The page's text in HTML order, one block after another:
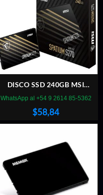
DISCO SSD 240GB MSI
SPATIUM S270 SATA
$58,84
WhatsApp al +54 9 2614 85-5362